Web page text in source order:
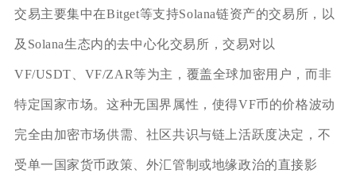
交易主要集中在Bitget等支持Solana链资产的交易所，以
及Solana生态内的去中心化交易所，交易对以
VF/USDT、VF/ZAR等为主，覆盖全球加密用户，而非
特定国家市场。这种无国界属性，使得VF币的价格波动
完全由加密市场供需、社区共识与链上活跃度决定，不
受单一国家货币政策、外汇管制或地缘政治的直接影